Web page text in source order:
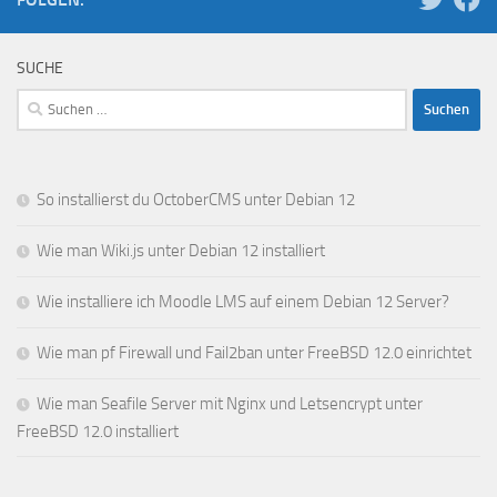
SUCHE
Suchen
nach:
So installierst du OctoberCMS unter Debian 12
Wie man Wiki.js unter Debian 12 installiert
Wie installiere ich Moodle LMS auf einem Debian 12 Server?
Wie man pf Firewall und Fail2ban unter FreeBSD 12.0 einrichtet
Wie man Seafile Server mit Nginx und Letsencrypt unter
FreeBSD 12.0 installiert